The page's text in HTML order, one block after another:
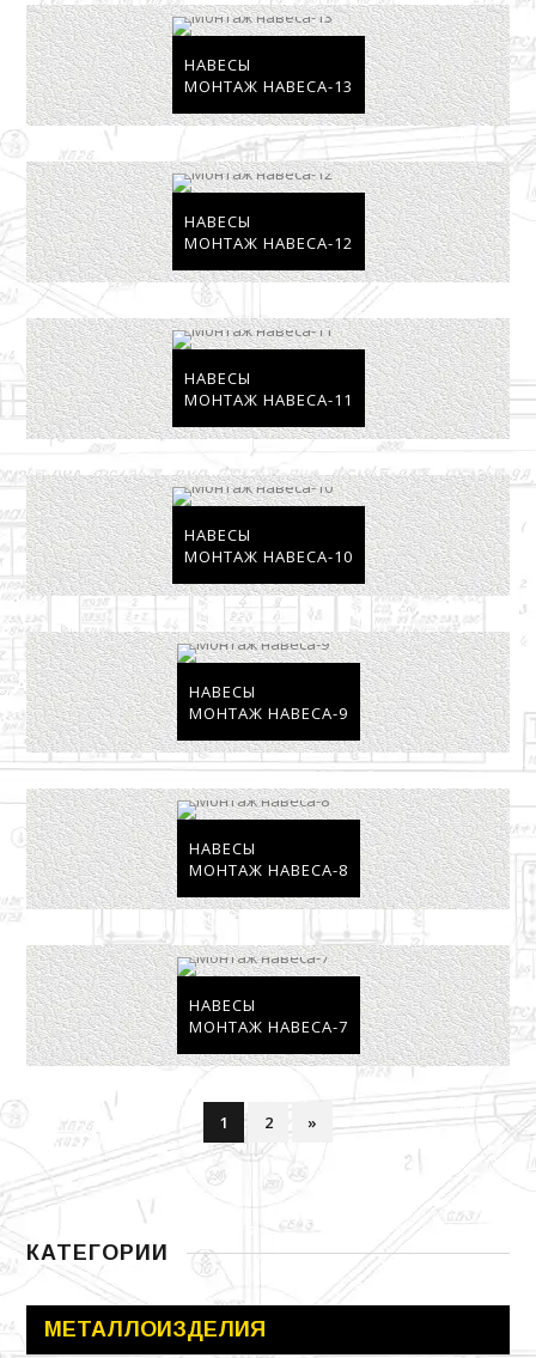
НАВЕСЫ
МОНТАЖ НАВЕСА-13
НАВЕСЫ
МОНТАЖ НАВЕСА-12
НАВЕСЫ
МОНТАЖ НАВЕСА-11
НАВЕСЫ
МОНТАЖ НАВЕСА-10
НАВЕСЫ
МОНТАЖ НАВЕСА-9
НАВЕСЫ
МОНТАЖ НАВЕСА-8
НАВЕСЫ
МОНТАЖ НАВЕСА-7
1 2 »
КАТЕГОРИИ
МЕТАЛЛОИЗДЕЛИЯ